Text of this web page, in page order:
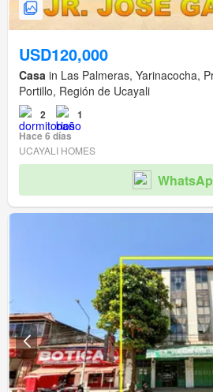
USD120,000
Casa in Las Palmeras, Yarinacocha,
Portillo, Región de Ucayali
2
1
Hace 6 días
UCAYALI HOMES